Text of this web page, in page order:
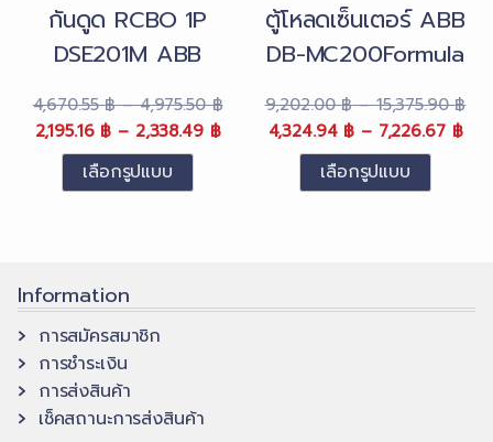
the
product
the
product
กันดูด RCBO 1P
DSE201M ABB
4,670.55฿ – 4,975.50฿Price
range:
4,670.55 ฿
Original
price
range:
4,670.55 ฿
through
4,975.50 ฿.
2,195.16 ฿ – 2,338.49 ฿Price
Current
2,195.16 ฿
เลือกรูปแบบ
multiple
variants.
The
may
be
ตู้โหลดเซ็นเตอร์ ABB
DB-MC200Formula
9,202.00฿ – 15,375.90฿
Original
price
9,202.00 ฿
4,324.94 ฿ – 7,226.67 ฿
เลือกรูปแบบ
variants.
Information
การสมัครสมาชิก
การชำระเงิน
การส่งสินค้า
เช็คสถานะการส่งสินค้า